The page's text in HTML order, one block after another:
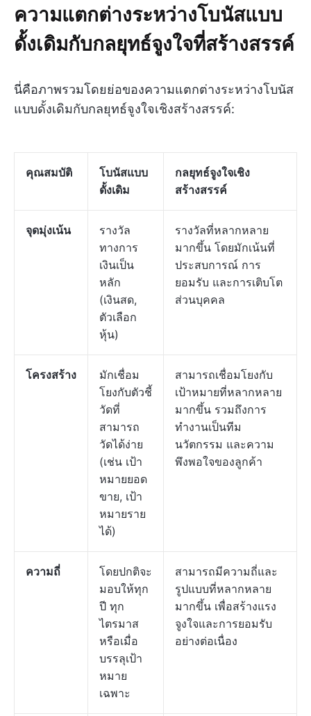
ความแตกต่างระหว่างโบนัสแบบ
ดั้งเดิมกับกลยุทธ์จูงใจที่สร้างสรรค์
นี่คือภาพรวมโดยย่อของความแตกต่างระหว่างโบนัส
แบบดั้งเดิมกับกลยุทธ์จูงใจเชิงสร้างสรรค์:
คุณสมบัติ
โบนัสแบบ
ดั้งเดิม
กลยุทธ์จูงใจเชิง
สร้างสรรค์
จุดมุ่งเน้น
รางวัล
ทางการ
เงินเป็น
หลัก
(เงินสด,
ตัวเลือก
หุ้น)
รางวัลที่หลากหลาย
มากขึ้น โดยมักเน้นที่
ประสบการณ์ การ
ยอมรับ และการเติบโต
ส่วนบุคคล
โครงสร้าง
มักเชื่อม
โยงกับตัวชี้
วัดที่
สามารถ
วัดได้ง่าย
(เช่น เป้า
หมายยอด
ขาย, เป้า
หมายราย
ได้)
สามารถเชื่อมโยงกับ
เป้าหมายที่หลากหลาย
มากขึ้น รวมถึงการ
ทำงานเป็นทีม
นวัตกรรม และความ
พึงพอใจของลูกค้า
ความถี่
โดยปกติจะ
มอบให้ทุก
ปี ทุก
ไตรมาส
หรือเมื่อ
บรรลุเป้า
หมาย
เฉพาะ
สามารถมีความถี่และ
รูปแบบที่หลากหลาย
มากขึ้น เพื่อสร้างแรง
จูงใจและการยอมรับ
อย่างต่อเนื่อง